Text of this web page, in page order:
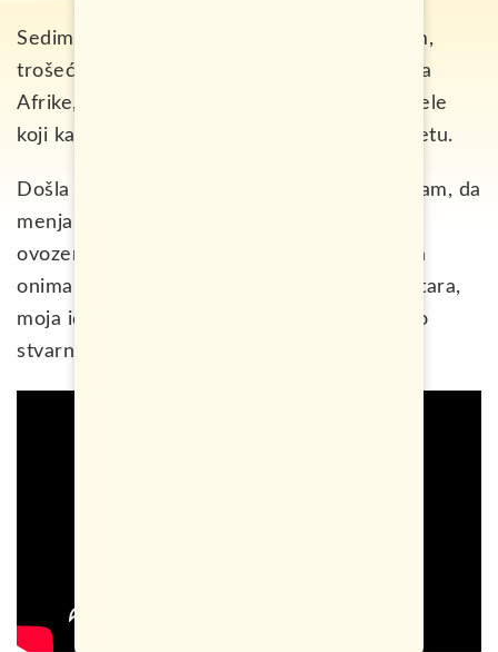
Sedim u autobusu koji juri prašnjavim putem,
trošeći kilometre nepreglednog prostranstva
Afrike, zaobilazeći netaknutu prirodu i predele
koji kao da pripadaju nekom izmaštanom svetu.
Došla sam u Tanzaniju sa željom da volontiram, da
menjam svet, da doprinosim, da u kratkom
ovozemaljskom trajanju posvetim deo života
onima koji su u potrebi. Nakon 6000 kilometara,
moja ideja i potreba za avanturom se obila o
stvarnost!